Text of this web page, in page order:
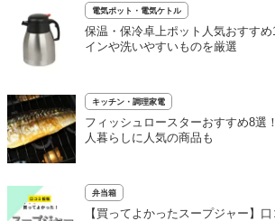
電気ポット・電気ケトル
保温・保冷卓上ポット人気おすす
インや洗いやすいものを厳選
キッチン・調理家電
フィッシュロースターおすすめ8選
人暮らしに人気の商品も
弁当箱
【買ってよかったスープジャー】